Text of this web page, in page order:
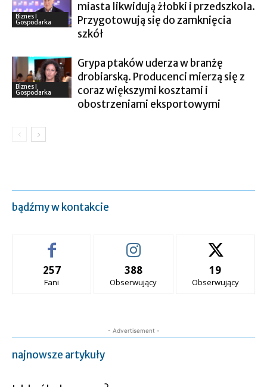
Biznes I
Gospodarka
miasta likwidują żłobki i przedszkola.
Przygotowują się do zamknięcia
szkół
Biznes I
Gospodarka
Grypa ptaków uderza w branżę
drobiarską. Producenci mierzą się z
coraz większymi kosztami i
obostrzeniami eksportowymi
bądźmy w kontakcie
257
Fani
388
Obserwujący
19
Obserwujący
- Advertisement -
najnowsze artykuły